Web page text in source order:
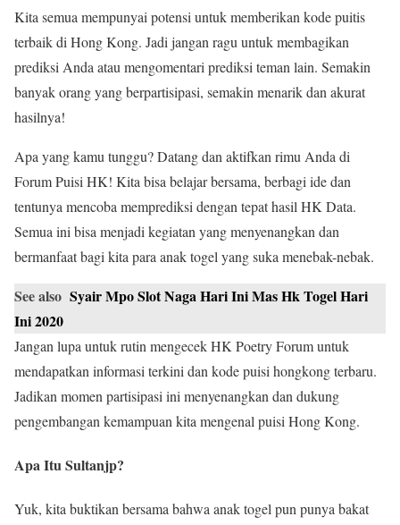
Kita semua mempunyai potensi untuk memberikan kode puitis
terbaik di Hong Kong. Jadi jangan ragu untuk membagikan
prediksi Anda atau mengomentari prediksi teman lain. Semakin
banyak orang yang berpartisipasi, semakin menarik dan akurat
hasilnya!
Apa yang kamu tunggu? Datang dan aktifkan rimu Anda di
Forum Puisi HK! Kita bisa belajar bersama, berbagi ide dan
tentunya mencoba memprediksi dengan tepat hasil HK Data.
Semua ini bisa menjadi kegiatan yang menyenangkan dan
bermanfaat bagi kita para anak togel yang suka menebak-nebak.
See also Syair Mpo Slot Naga Hari Ini Mas Hk Togel Hari
Ini 2020
Jangan lupa untuk rutin mengecek HK Poetry Forum untuk
mendapatkan informasi terkini dan kode puisi hongkong terbaru.
Jadikan momen partisipasi ini menyenangkan dan dukung
pengembangan kemampuan kita mengenal puisi Hong Kong.
Apa Itu Sultanjp?
Yuk, kita buktikan bersama bahwa anak togel pun punya bakat